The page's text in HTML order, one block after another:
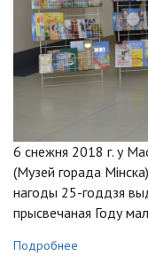
6 снежня 2018 г. у
(Музей горада
нагоды 25-годдзя
прысвечаная Году
Подробнее